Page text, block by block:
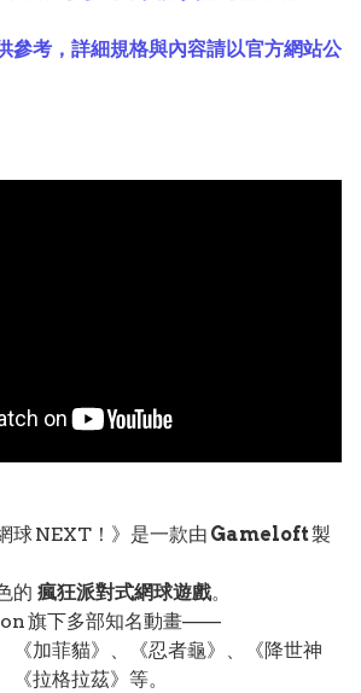
參考，詳細規格與內容請以官方網站公
球 NEXT！》是一款由 Gameloft製
的 瘋狂派對式網球遊戲。
旗下多部知名動畫——
《加菲貓》、《忍者龜》、《降世神
《拉格拉茲》等。